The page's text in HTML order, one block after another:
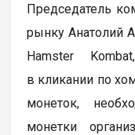
Председатель
рынку Анатолий
Hamster
в кликании по
монеток,
монетки